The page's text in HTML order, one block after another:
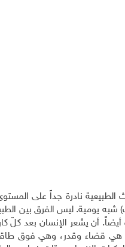
الطبيعية نادرة جداً على
شبه يومية. ليس الفرق بين
أن يشعر الإنسان بعد كلّ
هي قضاء وقدر، وهي فوق